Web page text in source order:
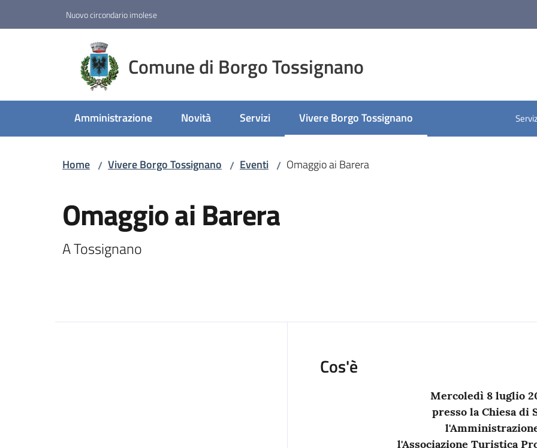
Nuovo circondario imolese
Comune di Borgo Tossignano
Amministrazione Novità Servizi Vivere Borgo Tossignano
Menu selezionato
Home / Vivere Borgo Tossignano / Eventi / Omaggio ai Barera
Omaggio ai Barera
A Tossignano
Cos'è
Mercoledì 8 luglio
presso la Chiesa di
l'Associazione Turistica